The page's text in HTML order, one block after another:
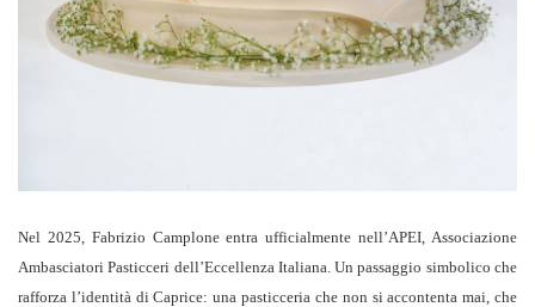
Nel 2025, Fabrizio Camplone entra ufficialmente nell’APEI, Associazione
Ambasciatori Pasticceri dell’Eccellenza Italiana. Un passaggio simbolico che
rafforza l’identità di Caprice: una pasticceria che non si accontenta mai, che